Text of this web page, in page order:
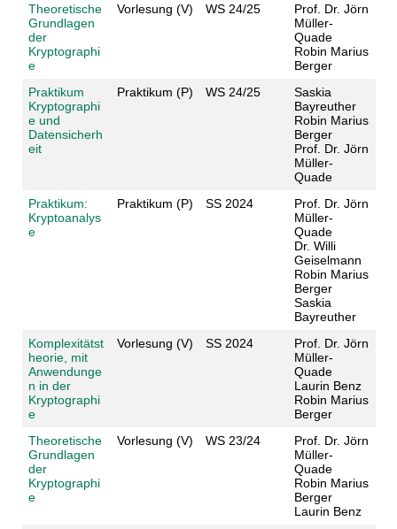
Theoretische
Grundlagen
der
Kryptographi
e
Vorlesung (V) WS 24/25
Prof. Dr. Jörn
Müller-
Quade
Robin Marius
Berger
Praktikum
Kryptographi
e und
Datensicherh
eit
Praktikum (P) WS 24/25
Saskia
Bayreuther
Robin Marius
Berger
Prof. Dr. Jörn
Müller-
Quade
Praktikum:
Kryptoanalys
e
Praktikum (P) SS 2024
Prof. Dr. Jörn
Müller-
Quade
Dr. Willi
Geiselmann
Robin Marius
Berger
Saskia
Bayreuther
Komplexitätst
heorie, mit
Anwendunge
n in der
Kryptographi
e
Vorlesung (V) SS 2024
Prof. Dr. Jörn
Müller-
Quade
Laurin Benz
Robin Marius
Berger
Theoretische
Grundlagen
der
Kryptographi
e
Vorlesung (V) WS 23/24
Prof. Dr. Jörn
Müller-
Quade
Robin Marius
Berger
Laurin Benz